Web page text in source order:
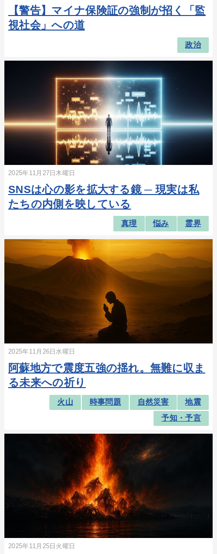
【警告】マイナ保険証の強制が招く「監
視社会」への道
政治
2025年11月27日木曜日
SNSは心の影を拡大する鏡 ─ 現実は私
たちの内側を映している
真理 悩み 霊界
2025年11月26日水曜日
阿蘇地方で震度五強の揺れ。無難に収ま
る未来への祈り
火山 時事問題 自然災害
地震
予知・予言
2025年11月25日火曜日